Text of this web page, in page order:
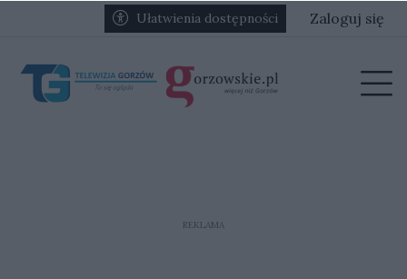
Przejdź do głównych treści
Przejdź do głównego menuUłatwienia dostępności Zaloguj się
REKLAMA